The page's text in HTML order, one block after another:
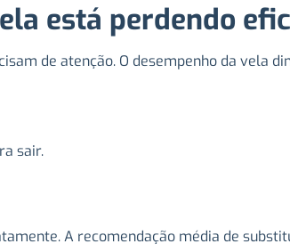
está perdendo
de atenção. O desempenho da vela
sair.
A recomendação média de